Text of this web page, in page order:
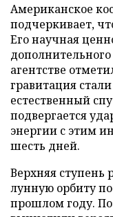
Американское
подчеркивает,
Его научная
агентстве
гравитация
естественный
подвергается
энергии с этим
шесть дней.
Верхняя ступень
лунную орбиту
прошлом году.